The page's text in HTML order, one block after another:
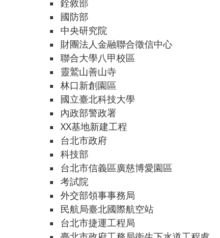
銓敘部
國防部
中央研究院
財團法人金融聯合徵信中心
聯合大學八甲校區
靈鷲山善山寺
林口新創園區
國立臺北科技大學
內政部警政署
XX基地新建工程
台北市政府
科技部
台北市信義區廣慈博愛園區
考試院
外交部領事事務局
民航局臺北國際航空站
台北市捷運工程局